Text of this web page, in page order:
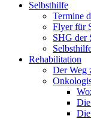
Selbsthilfe
Termine
Flyer für
SHG der
Rehabilitation
Der Weg